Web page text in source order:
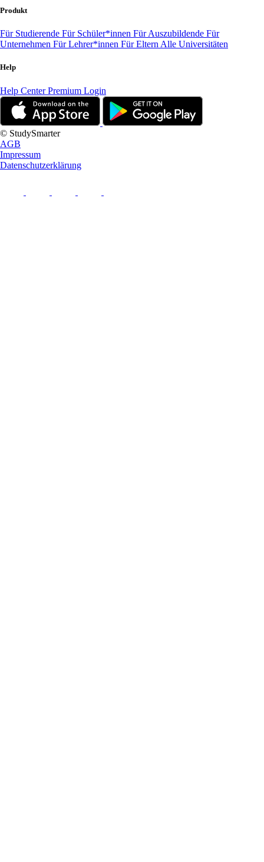
Produkt
Für Studierende Für Schüler*innen Für Auszubildende Für
Unternehmen Für Lehrer*innen Für Eltern Alle Universitäten
Help
Help CenterPremium Login
© StudySmarter
AGB
Impressum
Datenschutzerklärung